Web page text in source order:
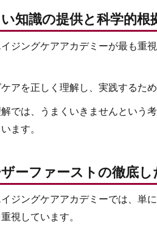
知識の提供と科学的根
ジングケアアカデミーが最も重
アを正しく理解し、実践するた
では、うまくいきませんという
ます。
ーファーストの徹底し
ジングケアアカデミーでは、単
視しています。